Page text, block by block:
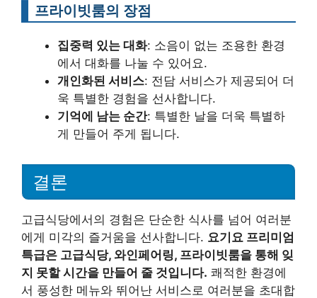
프라이빗룸의 장점
집중력 있는 대화: 소음이 없는 조용한 환경
에서 대화를 나눌 수 있어요.
개인화된 서비스: 전담 서비스가 제공되어 더
욱 특별한 경험을 선사합니다.
기억에 남는 순간: 특별한 날을 더욱 특별하
게 만들어 주게 됩니다.
결론
고급식당에서의 경험은 단순한 식사를 넘어 여러분
에게 미각의 즐거움을 선사합니다. 요기요 프리미엄
특급은 고급식당, 와인페어링, 프라이빗룸을 통해 잊
지 못할 시간을 만들어 줄 것입니다. 쾌적한 환경에
서 풍성한 메뉴와 뛰어난 서비스로 여러분을 초대합